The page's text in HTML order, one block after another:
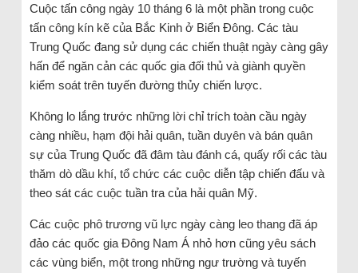
Cuộc tấn công ngày 10 tháng 6 là một phần trong cuộc
tấn công kín kẽ của Bắc Kinh ở Biển Đông. Các tàu
Trung Quốc đang sử dụng các chiến thuật ngày càng gây
hấn để ngăn cản các quốc gia đối thủ và giành quyền
kiểm soát trên tuyến đường thủy chiến lược.
Không lo lắng trước những lời chỉ trích toàn cầu ngày
càng nhiều, hạm đội hải quân, tuần duyên và bán quân
sự của Trung Quốc đã đâm tàu ​​đánh cá, quấy rối các tàu
thăm dò dầu khí, tổ chức các cuộc diễn tập chiến đấu và
theo sát các cuộc tuần tra của hải quân Mỹ.
Các cuộc phô trương vũ lực ngày càng leo thang đã áp
đảo các quốc gia Đông Nam Á nhỏ hơn cũng yêu sách
các vùng biển, một trong những ngư trường và tuyến